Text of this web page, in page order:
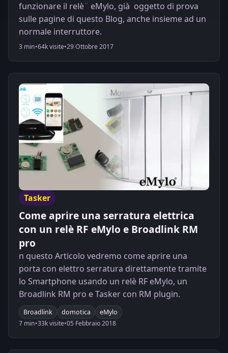
funzionare il relè¨ eMylo, già oggetto di prova
sulle pagine di questo Blog, anche insieme ad un
normale interruttore.
3 min•64k visite•29 Ottobre 2017
Tasker
Come aprire una serratura elettrica
con un relè RF eMylo e Broadlink RM
pro
n questo Articolo vedremo come aprire una
porta con elettro serratura direttamente tramite
lo Smartphone usando un relè RF eMylo, un
Broadlink RM pro e Tasker con RM plugin.
Broadlink domotica
eMylo
7 min•33k visite•05 Febbraio 2018